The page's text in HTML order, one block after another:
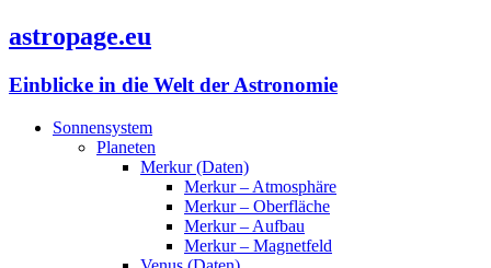
astropage.eu
Einblicke in die Welt der Astronomie
Sonnensystem
Planeten
Merkur (Daten)
Merkur – Atmosphäre
Merkur – Oberfläche
Merkur – Aufbau
Merkur – Magnetfeld